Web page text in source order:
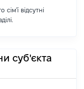
відсутні
суб'єкта